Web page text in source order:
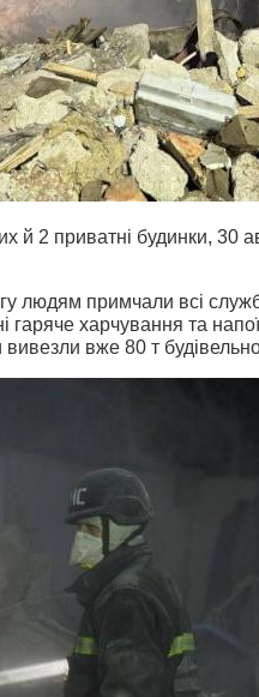
й 2 приватні будинки, 30
людям примчали всі
гаряче харчування та
вже 80 т